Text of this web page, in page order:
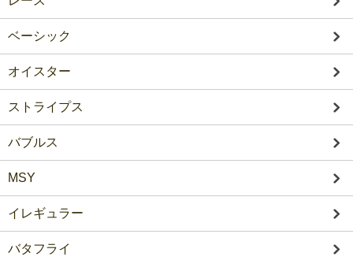
ベーシック
オイスター
ストライプス
バブルス
MSY
イレギュラー
バタフライ